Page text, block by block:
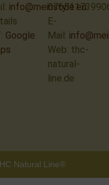
E-
Mail:
Web: thc-
natural-
line.de
info@meinstyle.eu
Google
Natural Line®